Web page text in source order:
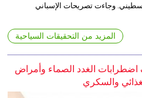
وجاءت تصريحات الإسباني
المزيد من التحقيقات السياحية
الغدد الصماء وأمراض
والسكري